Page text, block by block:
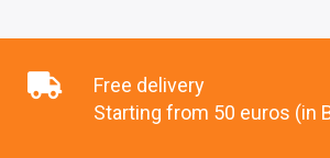
Free delivery
Starting from 50 euros (in